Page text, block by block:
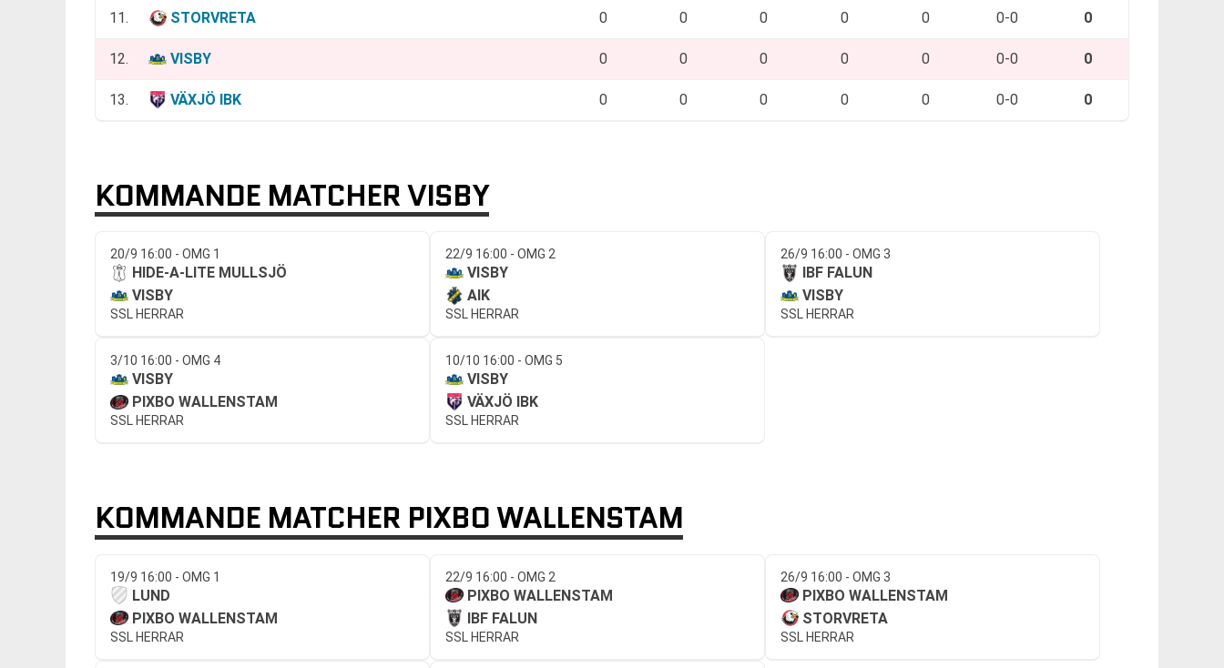
11. STORVRETA 0 0 0 0 0 0-0 0
12. VISBY 0 0 0 0 0 0-0 0
13. VÄXJÖ IBK 0 0 0 0 0 0-0 0
KOMMANDE MATCHER VISBY
20/9 16:00 - OMG 1
HIDE-A-LITE MULLSJÖ
VISBY
SSL HERRAR
22/9 16:00 - OMG 2
VISBY
AIK
SSL HERRAR
26/9 16:00 - OMG 3
IBF FALUN
VISBY
SSL HERRAR
3/10 16:00 - OMG 4
VISBY
PIXBO WALLENSTAM
SSL HERRAR
10/10 16:00 - OMG 5
VISBY
VÄXJÖ IBK
SSL HERRAR
KOMMANDE MATCHER PIXBO WALLENSTAM
19/9 16:00 - OMG 1
LUND
PIXBO WALLENSTAM
SSL HERRAR
22/9 16:00 - OMG 2
PIXBO WALLENSTAM
IBF FALUN
SSL HERRAR
26/9 16:00 - OMG 3
PIXBO WALLENSTAM
STORVRETA
SSL HERRAR